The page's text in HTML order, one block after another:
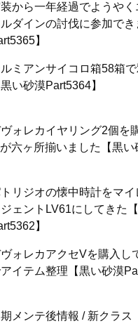
から一年経過でようや
ルダインの討伐に参加で
】
ミアンサイコロ箱58箱
黒い砂漠Part5364】
ォレカイヤリング2個を
が六ヶ所揃いました【黒い
リジオの懐中時計をマ
ェントLV61にしてきた
】
ォレカアクセVを購入し
イテム整理【黒い砂漠
メンテ後情報 / 新クラス